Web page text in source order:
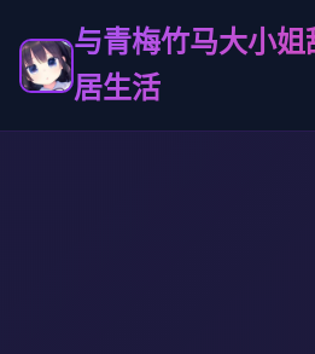
与青梅竹马大小姐
居生活